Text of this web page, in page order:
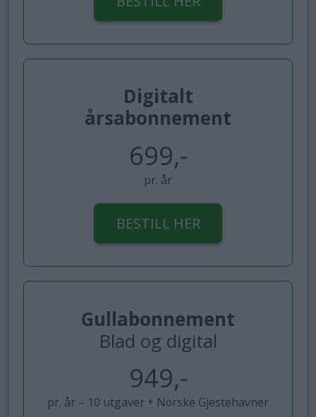
Digitalt
årsabonnement
699,-
pr. år
BESTILL HER
Gullabonnement
Blad og digital
949,-
pr. år – 10 utgaver + Norske Gjestehavner